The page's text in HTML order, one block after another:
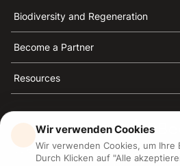
Biodiversity and Regeneration
Become a Partner
Resources
3Bee ist die Referenz für
Wir verwenden Cookies
Wir verwenden Cookies, um Ihre
Durch Klicken auf "Alle